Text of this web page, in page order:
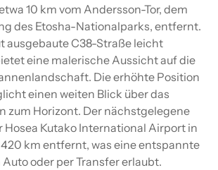
10 km vom Andersson-Tor, dem
des Etosha-Nationalparks, entfernt.
ausgebaute C38-Straße leicht
eine malerische Aussicht auf die
Die erhöhte Position
einen weiten Blick über das
zum Horizont. Der nächstgelegene
Hosea Kutako International Airport in
km entfernt, was eine entspannte
oder per Transfer erlaubt.